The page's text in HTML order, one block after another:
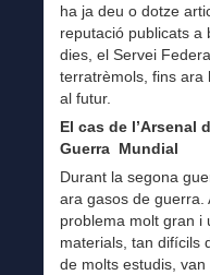
ha ja deu o dotze
reputació publicats a
dies, el Servei
terratrèmols, fins
al futur.
El cas de l’Arsenal
Guerra Mundial
Durant la segona
ara gasos de guerra.
problema molt gran i
materials, tan difícils
de molts estudis,